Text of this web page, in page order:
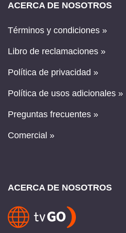
ACERCA DE NOSOTROS
Términos y condiciones »
Libro de reclamaciones »
Política de privacidad »
Política de usos adicionales »
Preguntas frecuentes »
Comercial »
ACERCA DE NOSOTROS